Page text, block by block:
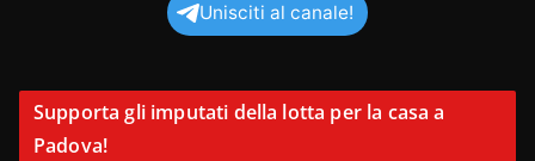
Unisciti al canale!
Supporta gli imputati della lotta per la casa a
Padova!